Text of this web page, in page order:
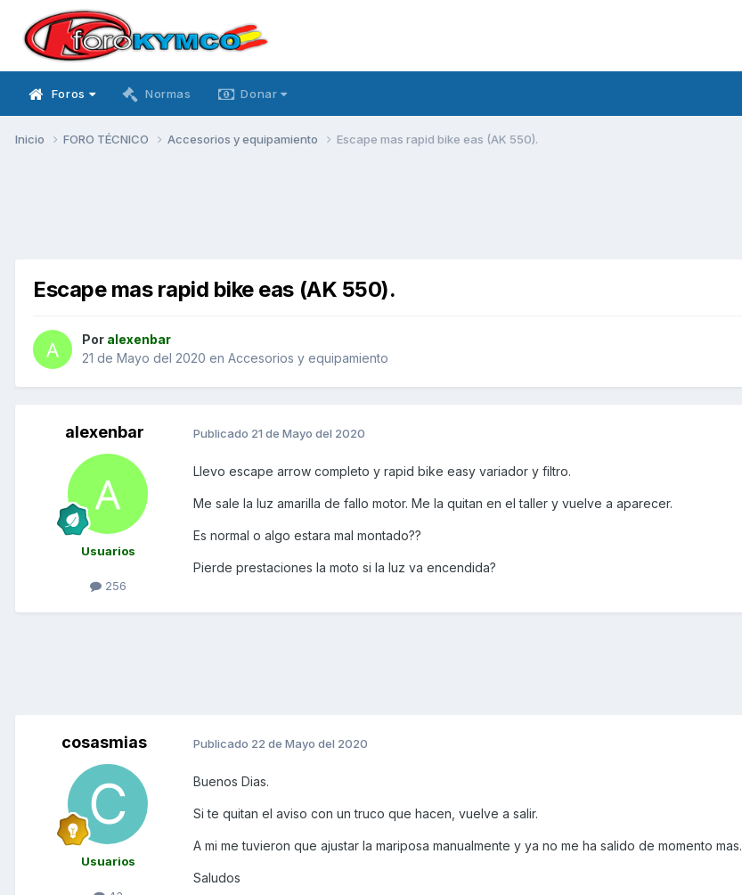
Foros Normas Donar
Inicio FORO TÉCNICO Accesorios y equipamiento Escape mas rapid bike eas (AK 550).
Escape mas rapid bike eas (AK 550).
Por alexenbar
21 de Mayo del 2020 en Accesorios y equipamiento
alexenbar
Usuarios
256
Publicado 21 de Mayo del 2020
Llevo escape arrow completo y rapid bike easy variador y filtro.
Me sale la luz amarilla de fallo motor. Me la quitan en el taller y vuelve a aparecer.
Es normal o algo estara mal montado??
Pierde prestaciones la moto si la luz va encendida?
cosasmias
Usuarios
Publicado 22 de Mayo del 2020
Buenos Dias.
Si te quitan el aviso con un truco que hacen, vuelve a salir.
A mi me tuvieron que ajustar la mariposa manualmente y ya no me ha salido de momento mas.
Saludos